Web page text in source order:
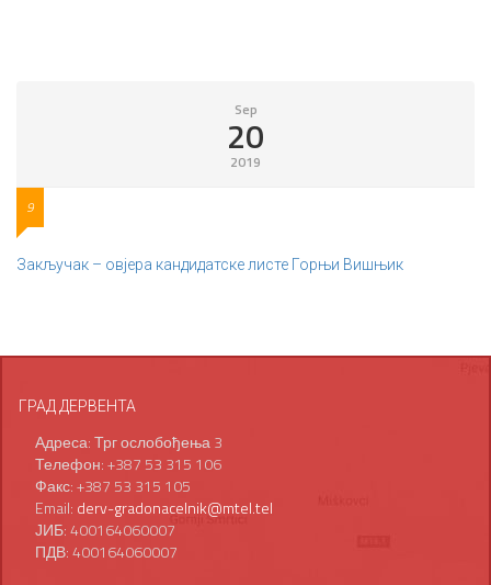
Sep
20
2019
9
Закључак – овјера кандидатске листе Горњи Вишњик
ГРАД ДЕРВЕНТА
Адреса: Трг ослобођења 3
Телефон: +387 53 315 106
Факс: +387 53 315 105
Email: derv-gradonacelnik@mtel.tel
ЈИБ: 400164060007
ПДВ: 400164060007